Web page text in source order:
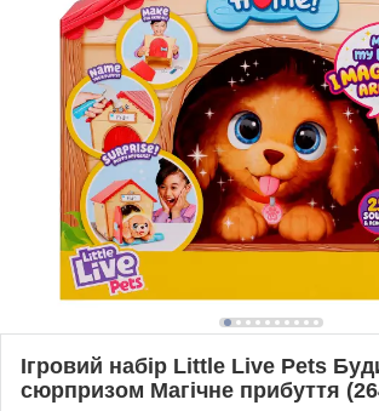
Ігровий набір Little Live Pets
сюрпризом Магічне прибуття